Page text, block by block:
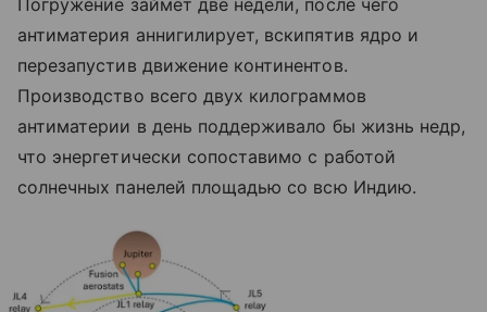
Погружение займет две недели, после чего
антиматерия аннигилирует, вскипятив ядро и
перезапустив движение континентов.
Производство всего двух килограммов
антиматерии в день поддерживало бы жизнь недр,
что энергетически сопоставимо с работой
солнечных панелей площадью со всю Индию.